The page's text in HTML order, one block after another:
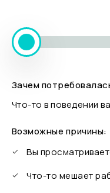
Зачем
Что-то в поведении
Возможные причины:
Вы
Что-то мешает